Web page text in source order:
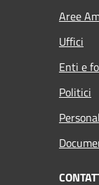
Aree
Uffici
Enti e
Politici